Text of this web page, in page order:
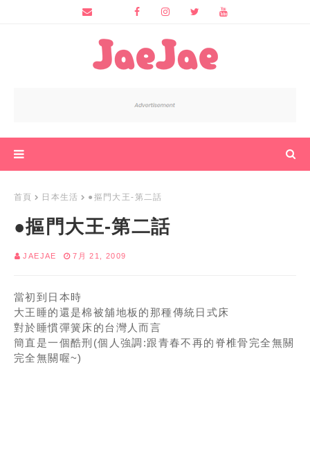
首頁 日本生活 ●摳門大王-第二話
●摳門大王-第二話
JAEJAE 7月 21, 2009
當初到日本時
大王睡的還是棉被舖地板的那種傳統日式床
對於睡慣彈簧床的台灣人而言
簡直是一個酷刑(個人強調:跟青春不再的脊椎骨完全無關
完全無關喔~)